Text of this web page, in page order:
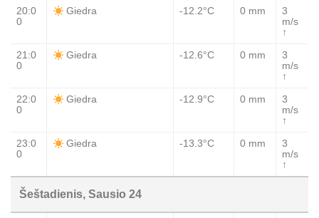
20:0
0
Giedra -12.2°C 0 mm
3
m/s
↑
21:0
0
Giedra -12.6°C 0 mm
3
m/s
↑
22:0
0
Giedra -12.9°C 0 mm
3
m/s
↑
23:0
0
Giedra -13.3°C 0 mm
3
m/s
↑
Šeštadienis, Sausio 24